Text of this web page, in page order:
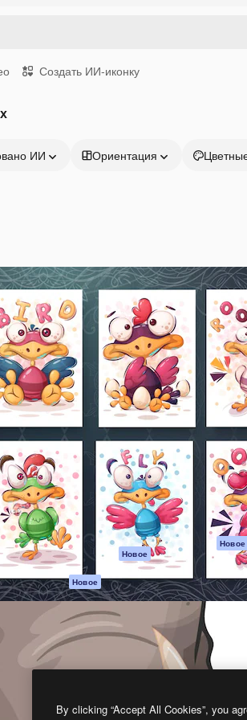
Создать ИИ-иконку
ИИ Ориентация
Продукция
Spaces
ИИ-помощник
Генератор
изображений ИИ
Генератор видео
ИИ
Генератор голоса
на основе ИИ
Стоковый контент
MCP для
Claude/ChatGPT
Новое
Агенты Новое
API
Мобильное
приложение
Все инструменты
Magnific
Начать
Academy
Документация
Пакету ИИ
Служба
поддержки
Условия и
положения
Политика
Оригиналы
Новое
Политика
cookie
Центр доверия
Партнеры
Предприятие
By clicking “Accept All Cookies”, you